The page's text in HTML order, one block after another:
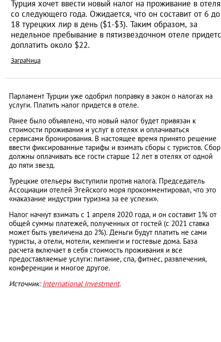
Турция хочет ввести новый налог на проживание в
со следующего года. Ожидается, что он составит от 6 до
18 турецких лир в день ($1-$3). Таким образом, за
недельное пребывание в пятизвездочном отеле
доплатить около $22.
ЗаграNица
Парламент Турции уже одобрил поправку в закон о налогах на
услуги. Платить налог придется в отеле.
Ранее было объявлено, что новый налог будет привязан к
стоимости проживания и услуг в отелях и оплачиваться
сервисами бронирования. В настоящее время принято решение
ввести фиксированные тарифы и взимать сборы с туристов. Сбор
должны оплачивать все гости старше 12 лет в отелях от одной
до пяти звезд.
Турецкие отельеры выступили против налога. Председатель
Ассоциации отелей Эгейского моря прокомментировал, что это
«наказание индустрии туризма за ее успехи».
Налог начнут взимать с 1 апреля 2020 года, и он составит 1% от
общей суммы платежей, полученных от гостей (с 2021 ставка
может быть увеличена до 2%). Деньги будут платить не сами
туристы, а отели, мотели, кемпинги и гостевые дома. База
расчета включает в себя стоимость проживания и все
предоставляемые услуги: питание, спа, фитнес, развлечения,
конференции и многое другое.
Источник:International Investment.